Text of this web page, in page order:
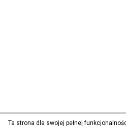
Ta strona dla swojej pełnej